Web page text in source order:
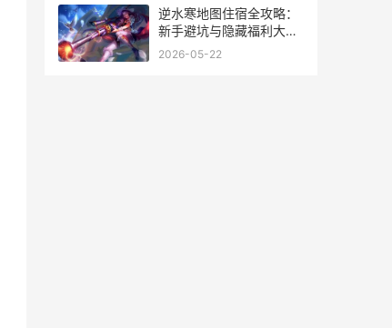
逆水寒地图住宿全攻略：
新手避坑与隐藏福利大揭
秘
2026-05-22